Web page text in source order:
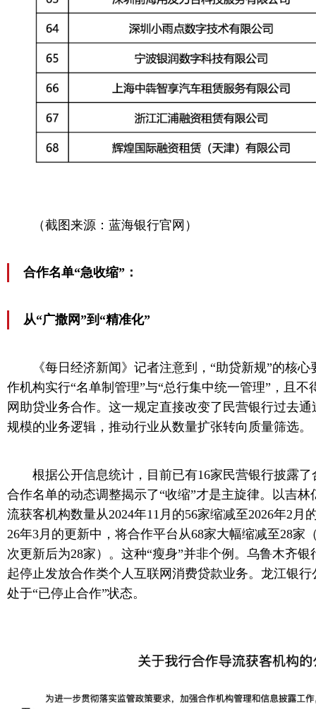
（截图来源：蓝海银行官网）
合作名单“急收缩”：
从“广撒网”到“精准化”
《每日经济新闻》记者注意到，“助贷新规”的核
作机构实行“名单制管理”与“总行集中统一管理”，且
网助贷业务合作。这一规定直接改变了民营银行过去
规模的业务逻辑，推动行业从数量扩张转向质量筛选。
根据公开信息统计，目前已有16家民营银行披露
合作名单的动态调整揭示了“收缩”才是主旋律。以吉
流获客机构数量从2024年11月的56家缩减至2026年2月
26年3月的更新中，将合作平台从68家大幅缩减至28家
次更新后为28家）。这种“瘦身”并非个例。乌鲁木齐银
起停止发放合作类个人互联网消费贷款业务。龙江银
处于“已停止合作”状态。